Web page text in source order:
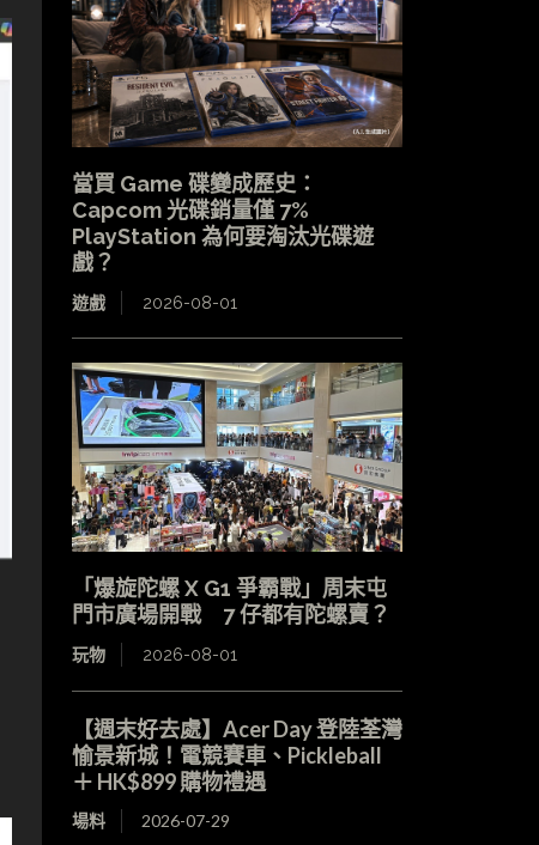
當買 Game 碟變成歷史：
Capcom 光碟銷量僅 7%
PlayStation 為何要淘汰光碟遊
戲？
遊戲 2026-08-01
「爆旋陀螺 X G1 爭霸戰」周末屯
門市廣場開戰 7 仔都有陀螺賣？
玩物 2026-08-01
【週末好去處】Acer Day 登陸荃灣
愉景新城！電競賽車、Pickleball
＋ HK$899 購物禮遇
場料 2026-07-29